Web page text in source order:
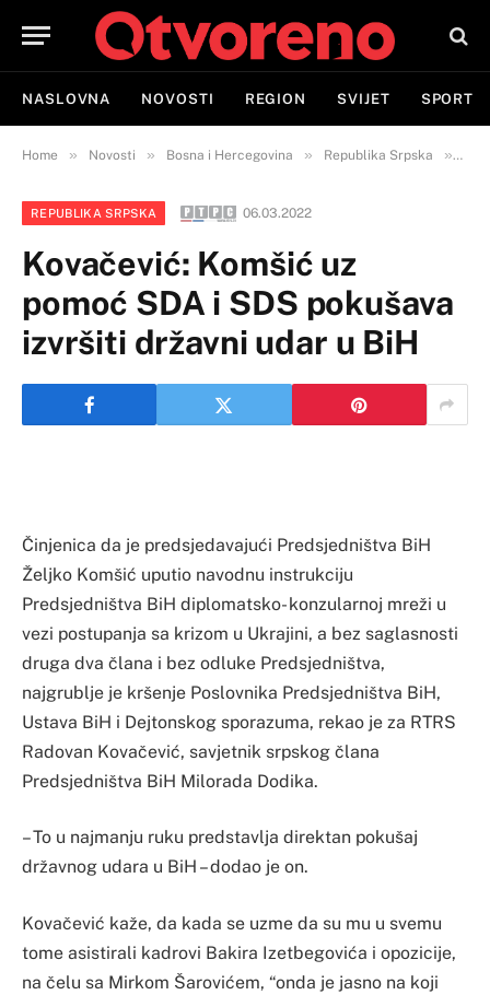
NASLOVNA NOVOSTI REGION SVIJET SPORT
Home » Novosti » Bosna i Hercegovina » Republika Srpska »
REPUBLIKA SRPSKA 06.03.2022
Kovačević: Komšić uz
pomoć SDA i SDS pokušava
izvršiti državni udar u BiH
Činjenica da je predsjedavajući Predsjedništva BiH
Željko Komšić uputio navodnu instrukciju
Predsjedništva BiH diplomatsko- konzularnoj mreži u
vezi postupanja sa krizom u Ukrajini, a bez saglasnosti
druga dva člana i bez odluke Predsjedništva,
najgrublje je kršenje Poslovnika Predsjedništva BiH,
Ustava BiH i Dejtonskog sporazuma, rekao je za RTRS
Radovan Kovačević, savjetnik srpskog člana
Predsjedništva BiH Milorada Dodika.
– To u najmanju ruku predstavlja direktan pokušaj
državnog udara u BiH – dodao je on.
Kovačević kaže, da kada se uzme da su mu u svemu
tome asistirali kadrovi Bakira Izetbegovića i opozicije,
na čelu sa Mirkom Šarovićem, “onda je jasno na koji